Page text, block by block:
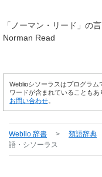
「 ノーマン・リード 」の
Norman Read
Weblioシソーラスはプログラ
ワードが含まれていることも
お問い合わせ
Weblio 辞書 > 類語辞典
語・シソーラス